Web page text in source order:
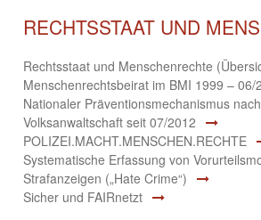
RECHTSSTAAT UND
Rechtsstaat und Menschenrechte
Menschenrechtsbeirat im BMI 1999 – 06/
Nationaler Präventionsmechanismus
Volksanwaltschaft seit 07/2012
POLIZEI.MACHT.MENSCHEN.RECHTE
Systematische Erfassung von
Strafanzeigen („Hate Crime“)
Sicher und FAIRnetzt